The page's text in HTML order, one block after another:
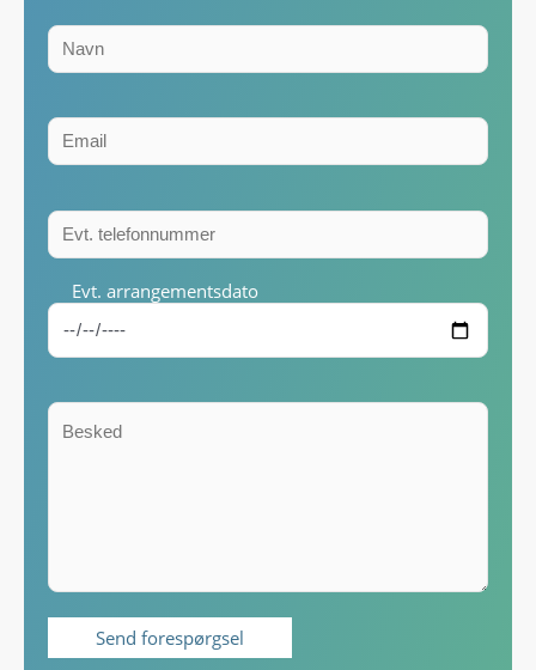
Evt. arrangementsdato